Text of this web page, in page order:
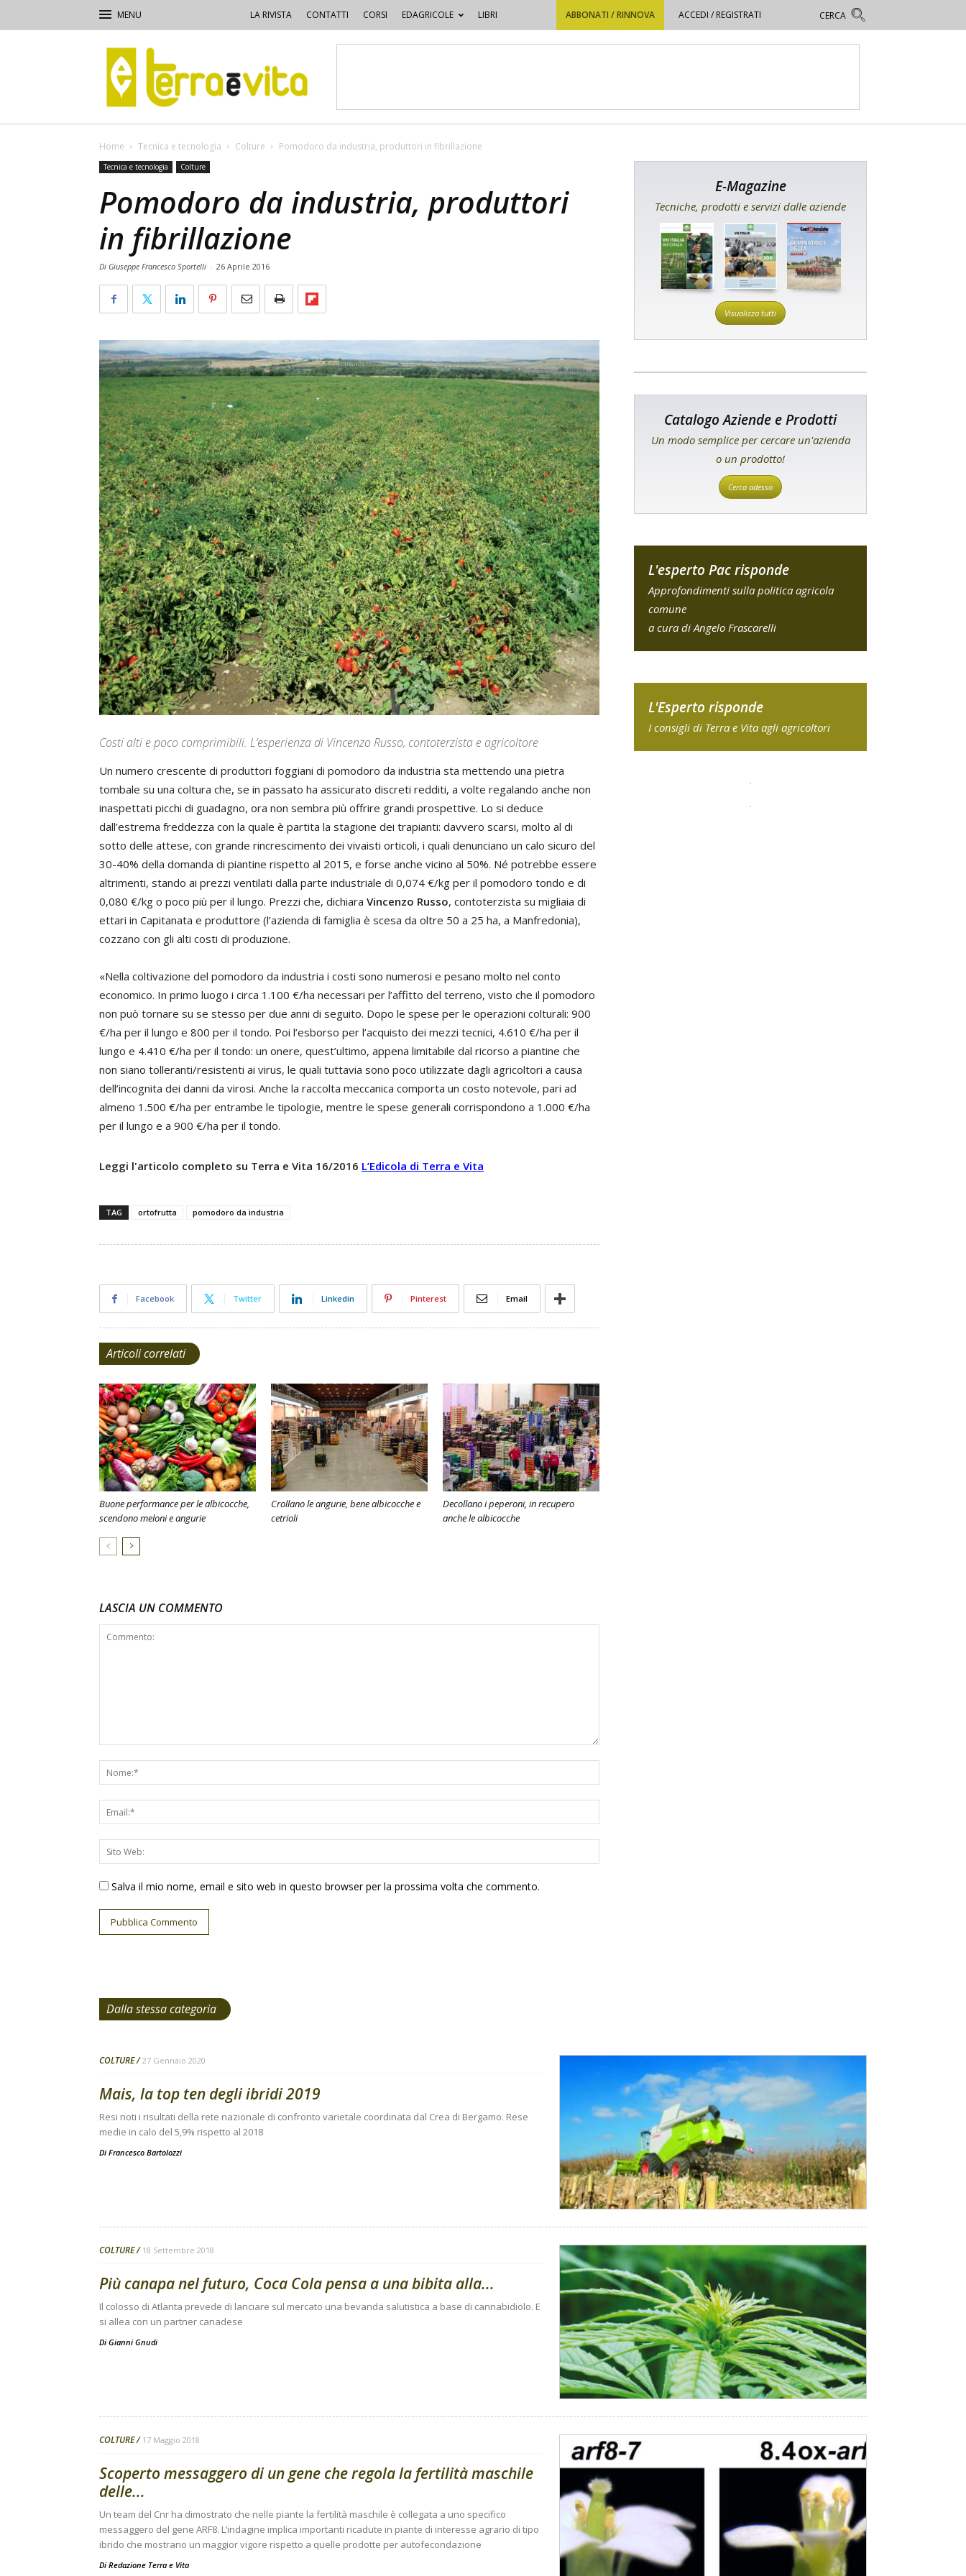
LA RIVISTA CONTATTI CORSI EDAGRICOLE LIBRI ABBONATI / RINNOVA ACCEDI / REGISTRATI
Terra
e
Vita
Home Tecnica e tecnologia Colture Pomodoro da industria, produttori in fibrillazione
Tecnica e tecnologia Colture
Pomodoro da industria, produttori
in fibrillazione
Di Giuseppe Francesco Sportelli - 26 Aprile 2016
Costi alti e poco comprimibili. L’esperienza di Vincenzo Russo, contoterzista e agricoltore
Un numero crescente di produttori foggiani di pomodoro da industria sta mettendo una pietra
tombale su una coltura che, se in passato ha assicurato discreti redditi, a volte regalando anche non
inaspettati picchi di guadagno, ora non sembra più offrire grandi prospettive. Lo si deduce
dall’estrema freddezza con la quale è partita la stagione dei trapianti: davvero scarsi, molto al di
sotto delle attese, con grande rincrescimento dei vivaisti orticoli, i quali denunciano un calo sicuro del
30-40% della domanda di piantine rispetto al 2015, e forse anche vicino al 50%. Né potrebbe essere
altrimenti, stando ai prezzi ventilati dalla parte industriale di 0,074 €/kg per il pomodoro tondo e di
0,080 €/kg o poco più per il lungo. Prezzi che, dichiara Vincenzo Russo, contoterzista su migliaia di
ettari in Capitanata e produttore (l’azienda di famiglia è scesa da oltre 50 a 25 ha, a Manfredonia),
cozzano con gli alti costi di produzione.
«Nella coltivazione del pomodoro da industria i costi sono numerosi e pesano molto nel conto
economico. In primo luogo i circa 1.100 €/ha necessari per l’affitto del terreno, visto che il pomodoro
non può tornare su se stesso per due anni di seguito. Dopo le spese per le operazioni colturali: 900
€/ha per il lungo e 800 per il tondo. Poi l’esborso per l’acquisto dei mezzi tecnici, 4.610 €/ha per il
lungo e 4.410 €/ha per il tondo: un onere, quest’ultimo, appena limitabile dal ricorso a piantine che
non siano tolleranti/resistenti ai virus, le quali tuttavia sono poco utilizzate dagli agricoltori a causa
dell’incognita dei danni da virosi. Anche la raccolta meccanica comporta un costo notevole, pari ad
almeno 1.500 €/ha per entrambe le tipologie, mentre le spese generali corrispondono a 1.000 €/ha
per il lungo e a 900 €/ha per il tondo.
Leggi l'articolo completo su Terra e Vita 16/2016 L’Edicola di Terra e Vita
TAG ortofrutta pomodoro da industria
Facebook Twitter Linkedin Pinterest Email
Articoli correlati
Buone performance per le albicocche,
scendono meloni e angurie
Crollano le angurie, bene albicocche e
cetrioli
Decollano i peperoni, in recupero
anche le albicocche
LASCIA UN COMMENTO
Salva il mio nome, email e sito web in questo browser per la prossima volta che commento.
E-Magazine
Tecniche, prodotti e servizi dalle aziende
Visualizza tutti
Catalogo Aziende e Prodotti
Un modo semplice per cercare un'azienda
o un prodotto!
Cerca adesso
L'esperto Pac risponde
Approfondimenti sulla politica agricola
comune
a cura di Angelo Frascarelli
L'Esperto risponde
I consigli di Terra e Vita agli agricoltori
Dalla stessa categoria
COLTURE 27 Gennaio 2020
Mais, la top ten degli ibridi 2019
Resi noti i risultati della rete nazionale di confronto varietale coordinata dal Crea di Bergamo. Rese
medie in calo del 5,9% rispetto al 2018
Di Francesco Bartolozzi
COLTURE 18 Settembre 2018
Più canapa nel futuro, Coca Cola pensa a una bibita alla...
Il colosso di Atlanta prevede di lanciare sul mercato una bevanda salutistica a base di cannabidiolo. E
si allea con un partner canadese
Di Gianni Gnudi
COLTURE 17 Maggio 2018
Scoperto messaggero di un gene che regola la fertilità maschile
delle...
Un team del Cnr ha dimostrato che nelle piante la fertilità maschile è collegata a uno specifico
messaggero del gene ARF8. L’indagine implica importanti ricadute in piante di interesse agrario di tipo
ibrido che mostrano un maggior vigore rispetto a quelle prodotte per autofecondazione
Di Redazione Terra e Vita